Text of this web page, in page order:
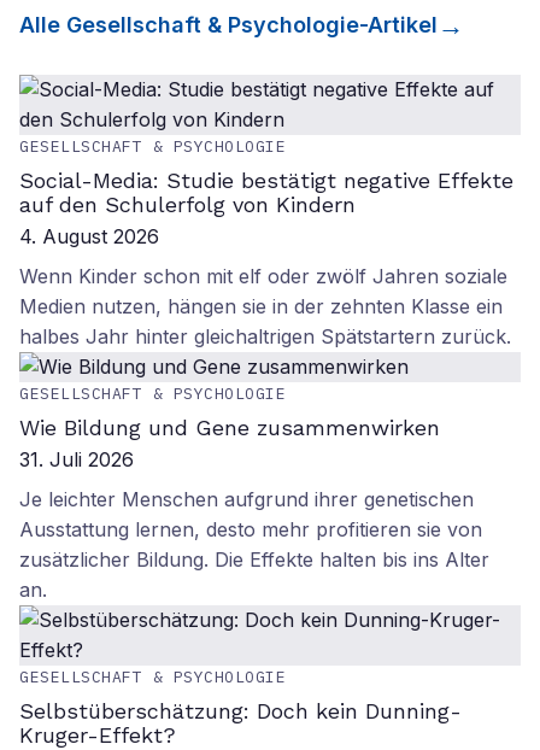
Alle Gesellschaft & Psychologie-Artikel
GESELLSCHAFT & PSYCHOLOGIE
Social-Media: Studie bestätigt negative Effekte
auf den Schulerfolg von Kindern
4. August 2026
Wenn Kinder schon mit elf oder zwölf Jahren soziale
Medien nutzen, hängen sie in der zehnten Klasse ein
halbes Jahr hinter gleichaltrigen Spätstartern zurück.
GESELLSCHAFT & PSYCHOLOGIE
Wie Bildung und Gene zusammenwirken
31. Juli 2026
Je leichter Menschen aufgrund ihrer genetischen
Ausstattung lernen, desto mehr profitieren sie von
zusätzlicher Bildung. Die Effekte halten bis ins Alter
an.
GESELLSCHAFT & PSYCHOLOGIE
Selbstüberschätzung: Doch kein Dunning-
Kruger-Effekt?